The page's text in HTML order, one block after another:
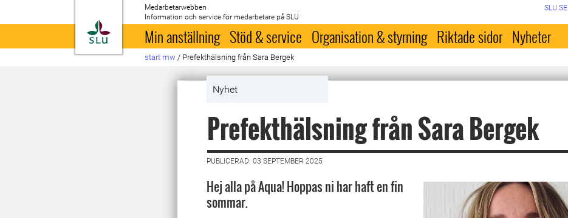
Till startsida
Medarbetarwebben
Information och service för medarbetare på SLU
SLU.SE
Min anställning Stöd & service Organisation & styrning Riktade sidor Nyheter
start mw / Prefekthälsning från Sara Bergek
Nyhet
Prefekthälsning från Sara Bergek
PUBLICERAD: 03 SEPTEMBER 2025
Hej alla på Aqua! Hoppas ni har haft en fin
sommar.